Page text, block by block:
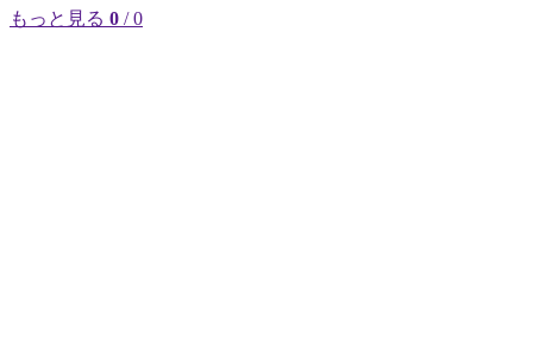
もっと見る 0 / 0